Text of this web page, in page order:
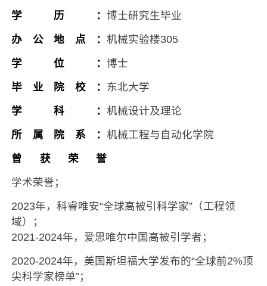
学历：博士研究生毕业
办公地点：机械实验楼305
学位：博士
毕业院校： 东北大学
学科：机械设计及理论
所属院系：机械工程与自动化学院
曾获荣誉
学术荣誉；
2023年，科睿唯安“全球高被引科学家”（工程领
域）；
2021-2024年，爱思唯尔中国高被引学者；
2020-2024年，美国斯坦福大学发布的“全球前2%顶
尖科学家榜单”；